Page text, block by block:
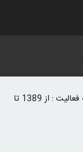
تکنولوژی به زبان ساده | مدت فعالیت : از 1389 تا